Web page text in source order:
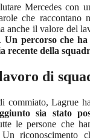
Mercedes con
che raccontano
anche il valore del
Un percorso che ha
recente della
di
commiato, Lagrue
sia stato
le persone che
Un riconoscimento